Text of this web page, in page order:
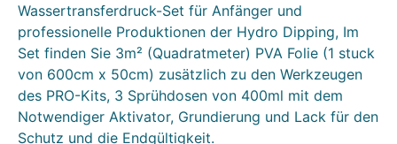
Wassertransferdruck-Set für Anfänger und
professionelle Produktionen der Hydro Dipping, Im
Set finden Sie 3m² (Quadratmeter) PVA Folie (1 stuck
von 600cm x 50cm) zusätzlich zu den Werkzeugen
des PRO-Kits, 3 Sprühdosen von 400ml mit dem
Notwendiger Aktivator, Grundierung und Lack für den
Schutz und die Endgültigkeit.